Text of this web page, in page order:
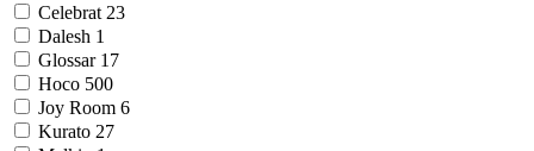
Celebrat 23
Dalesh 1
Glossar 17
Hoco 500
Joy Room 6
Kurato 27